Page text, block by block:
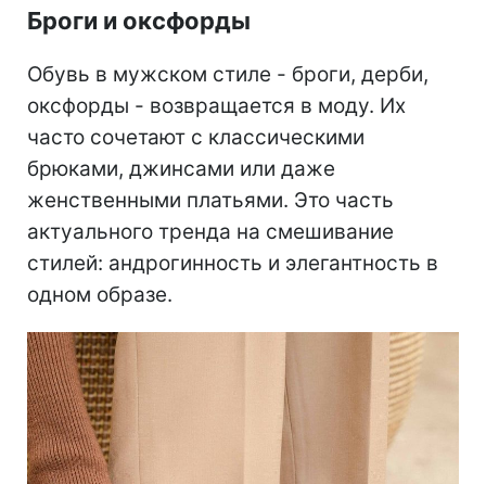
Броги и оксфорды
Обувь в мужском стиле - броги, дерби,
оксфорды - возвращается в моду. Их
часто сочетают с классическими
брюками, джинсами или даже
женственными платьями. Это часть
актуального тренда на смешивание
стилей: андрогинность и элегантность в
одном образе.